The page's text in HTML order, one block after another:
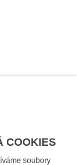
COOKIES
soubory